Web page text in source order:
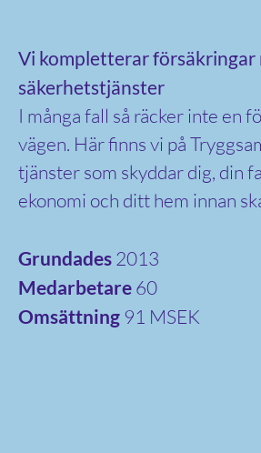
Vi kompletterar försäkringar
säkerhetstjänster
I många fall så räcker inte en
vägen. Här finns vi på
tjänster som skyddar dig, din
ekonomi och ditt hem innan
Grundades 2013
Medarbetare 60
Omsättning 91 MSEK